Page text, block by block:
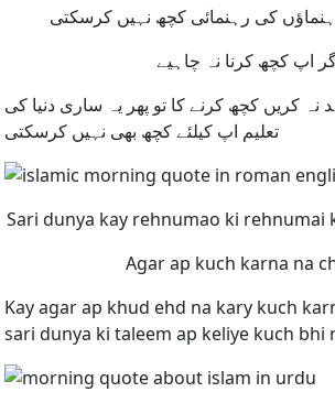
کی رہنمائی کچھ نہیں کرسکتی
اپ کچھ کرنا نہ چاہیے
کریں کچھ کرنے کا تو پھر یہ ساری دنیا کی
تعلیم اپ کیلئے کچھ بھی نہیں کرسکتی
Sari dunya kay rehnumao ki rehnumai
Agar ap kuch karna na
Kay agar ap khud ehd na kary kuch
sari dunya ki taleem ap keliye kuch bhi